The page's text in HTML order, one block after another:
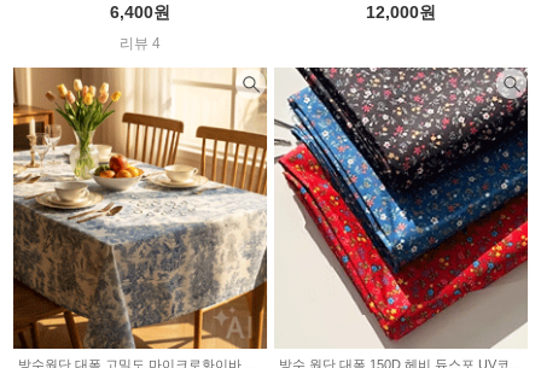
6,400원
리뷰 4
12,000원